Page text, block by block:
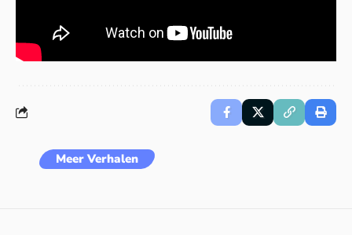
Meer Verhalen